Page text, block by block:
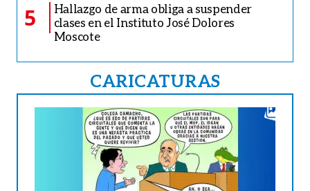
5
Hallazgo de arma obliga a suspender
clases en el Instituto José Dolores
Moscote
CARICATURAS